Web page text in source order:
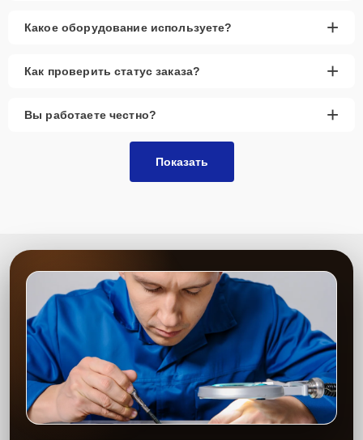
Какое оборудование используете? +
Как проверить статус заказа? +
Вы работаете честно? +
Показать